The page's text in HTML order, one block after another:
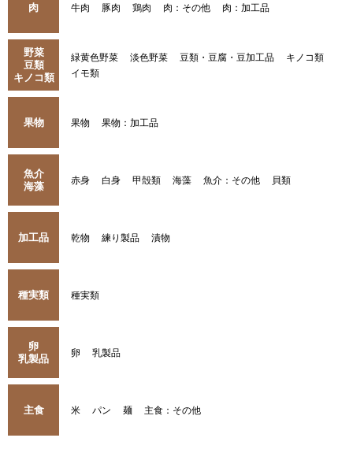
肉 牛肉 豚肉 鶏肉 肉：その他 肉：加工品
野菜
豆類
キノコ類
緑黄色野菜 淡色野菜 豆類・豆腐・豆加工品
キノコ類
イモ類
果物 果物 果物：加工品
魚介
海藻
赤身 白身 甲殻類 海藻 魚介：その他 貝類
加工品 乾物 練り製品 漬物
種実類 種実類
卵
乳製品
卵 乳製品
主食 米 パン 麺 主食：その他